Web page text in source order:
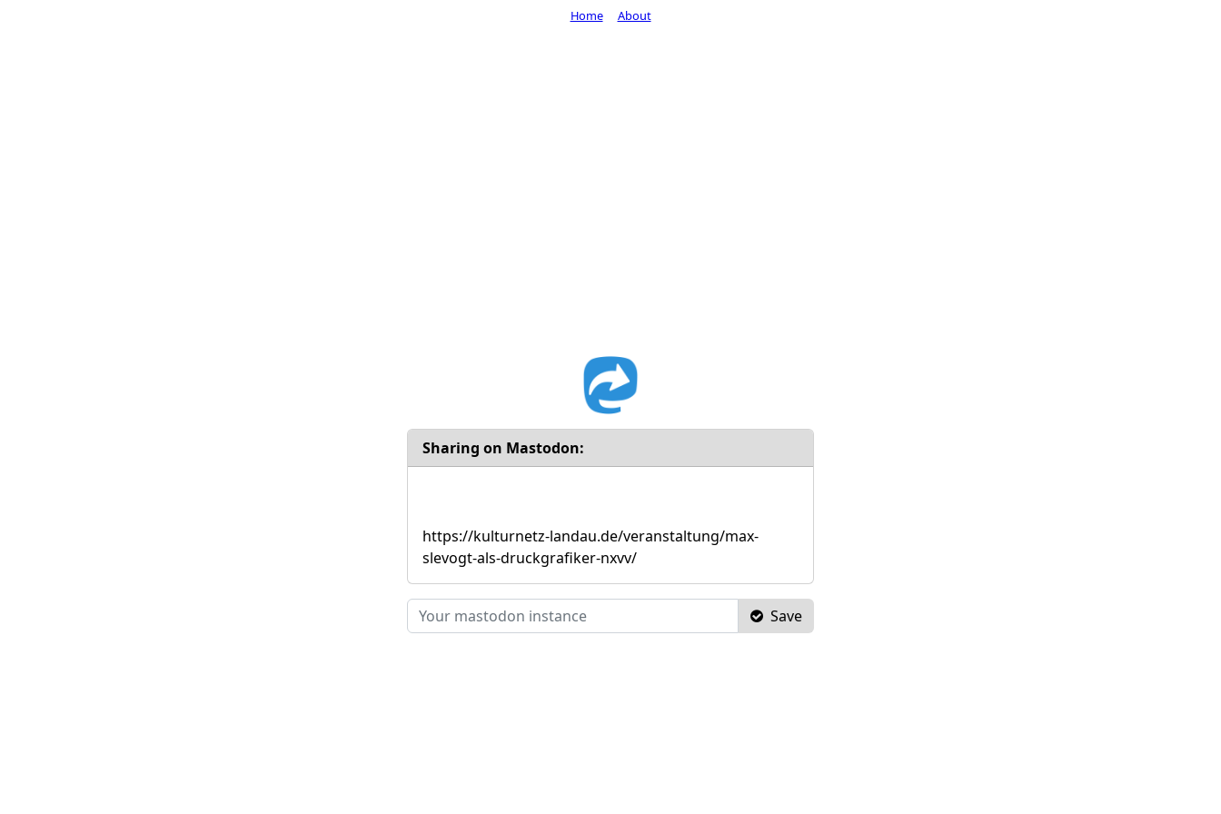
Sharing on Mastodon:
https://kulturnetz-landau.de/veranstaltung/max-
slevogt-als-druckgrafiker-nxvv/
Save
Home About